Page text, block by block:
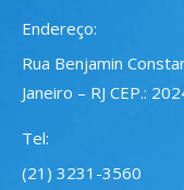
Endereço:
Rua Benjamin
Janeiro – RJ CEP.:
Tel:
(21) 3231-3560